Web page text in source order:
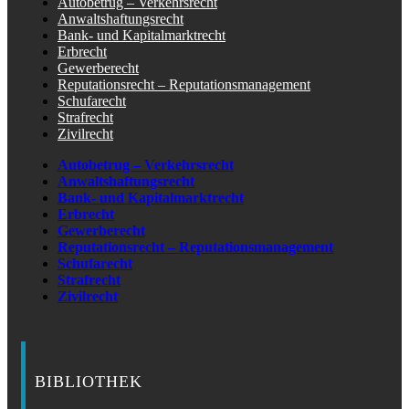
Anwaltshaftungsrecht
Bank- und Kapitalmarktrecht
Erbrecht
Gewerberecht
Reputationsrecht – Reputationsmanagement
Schufarecht
Strafrecht
Zivilrecht
Autobetrug – Verkehrsrecht
Anwaltshaftungsrecht
Bank- und Kapitalmarktrecht
Erbrecht
Gewerberecht
Reputationsrecht – Reputationsmanagement
Schufarecht
Strafrecht
Zivilrecht
BIBLIOTHEK